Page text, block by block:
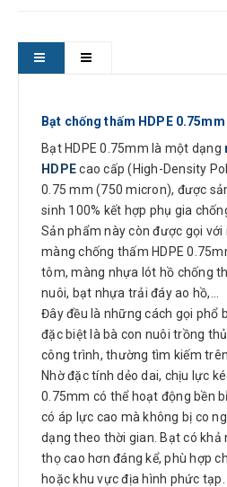
Bạt chống thấm HDPE
Bạt HDPE 0.75mm là một dạng
HDPEcao cấp (High-Density
0.75 mm (750 micron), được
sinh 100% kết hợp phụ gia
Sản phẩm này còn được gọi với
màng chống thấm HDPE
tôm, màng nhựa lót hồ chống
nuôi, bạt nhựa trải đáy ao hồ,…
Đây đều là những cách gọi phổ
đặc biệt là bà con nuôi trồng
công trình, thường tìm kiếm
Nhờ đặc tính dẻo dai, chịu lực
0.75mm có thể hoạt động bền
có áp lực cao mà không bị co
dạng theo thời gian. Bạt có khả
thọ cao hơn đáng kể, phù hợp
hoặc khu vực địa hình phức tạp.